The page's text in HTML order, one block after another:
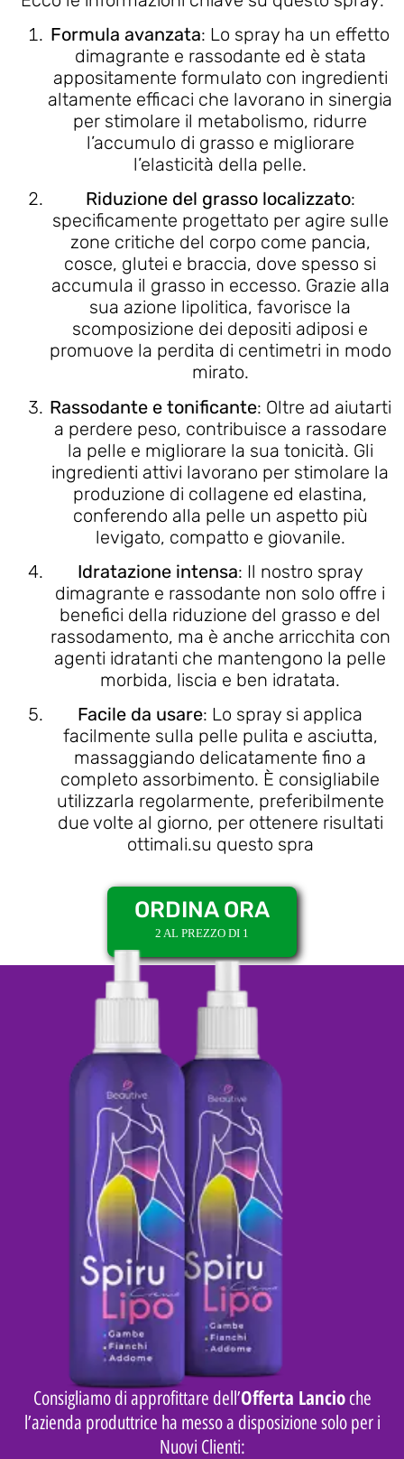
Formula avanzata: Lo spray ha un effetto
dimagrante e rassodante ed è stata
appositamente formulato con ingredienti
altamente efficaci che lavorano in sinergia
per stimolare il metabolismo, ridurre
l’accumulo di grasso e migliorare
l’elasticità della pelle.
Riduzione del grasso localizzato:
specificamente progettato per agire sulle
zone critiche del corpo come pancia,
cosce, glutei e braccia, dove spesso si
accumula il grasso in eccesso. Grazie alla
sua azione lipolitica, favorisce la
scomposizione dei depositi adiposi e
promuove la perdita di centimetri in modo
mirato.
Rassodante e tonificante: Oltre ad aiutarti
a perdere peso, contribuisce a rassodare
la pelle e migliorare la sua tonicità. Gli
ingredienti attivi lavorano per stimolare la
produzione di collagene ed elastina,
conferendo alla pelle un aspetto più
levigato, compatto e giovanile.
Idratazione intensa: Il nostro spray
dimagrante e rassodante non solo offre i
benefici della riduzione del grasso e del
rassodamento, ma è anche arricchita con
agenti idratanti che mantengono la pelle
morbida, liscia e ben idratata.
Facile da usare: Lo spray si applica
facilmente sulla pelle pulita e asciutta,
massaggiando delicatamente fino a
completo assorbimento. È consigliabile
utilizzarla regolarmente, preferibilmente
due volte al giorno, per ottenere risultati
ottimali.su questo spra
ORDINA ORA
2 AL PREZZO DI 1
Consigliamo di approfittare dell’Offerta Lancioche
l’azienda produttrice ha messo a disposizione solo per i
Nuovi Clienti: